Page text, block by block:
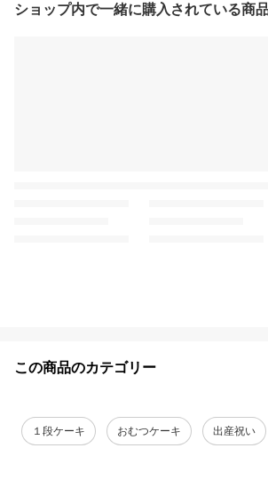
ショップ内で一緒に購入されている商
この商品のカテゴリー
１段ケーキ おむつケーキ 出産祝い